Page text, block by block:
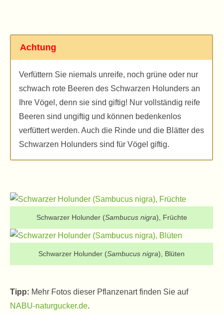
Achtung
Verfüttern Sie niemals unreife, noch grüne oder nur
schwach rote Beeren des Schwarzen Holunders an
Ihre Vögel, denn sie sind giftig! Nur vollständig reife
Beeren sind ungiftig und können bedenkenlos
verfüttert werden. Auch die Rinde und die Blätter des
Schwarzen Holunders sind für Vögel giftig.
Schwarzer Holunder (Sambucus nigra), Früchte
Schwarzer Holunder (Sambucus nigra), Blüten
Tipp: Mehr Fotos dieser Pflanzenart finden Sie auf
NABU-naturgucker.de.